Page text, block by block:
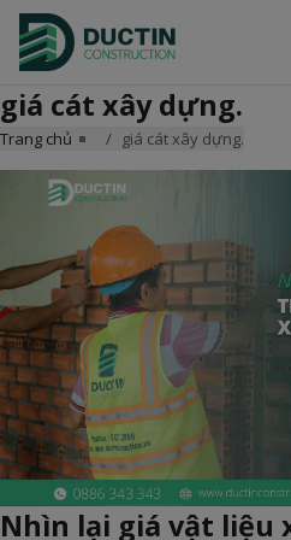
giá cát xây dựng.
Trang chủ giá cát xây dựng.
Nhìn lại giá vật liệu